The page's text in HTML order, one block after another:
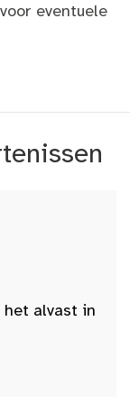
eventuele
alvast in